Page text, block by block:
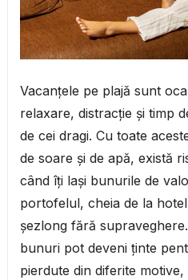
Vacanțele pe plajă sunt
relaxare, distracție și timp
de cei dragi. Cu toate
de soare și de apă, există
când îți lași bunurile de
portofelul, cheia de la
șezlong fără
bunuri pot deveni ținte
pierdute din diferite